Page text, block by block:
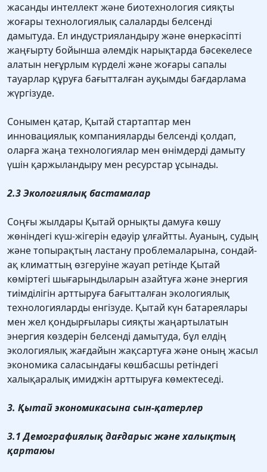
жасанды интеллект және биотехнология сияқты
жоғары технологиялық салаларды белсенді
дамытуда. Ел индустрияландыру және өнеркәсіпті
жаңғырту бойынша әлемдік нарықтарда бәсекелесе
алатын неғұрлым күрделі және жоғары сапалы
тауарлар құруға бағытталған ауқымды бағдарлама
жүргізуде.
Сонымен қатар, Қытай стартаптар мен
инновациялық компанияларды белсенді қолдап,
оларға жаңа технологиялар мен өнімдерді дамыту
үшін қаржыландыру мен ресурстар ұсынады.
2.3 Экологиялық бастамалар
Соңғы жылдары Қытай орнықты дамуға көшу
жөніндегі күш-жігерін едәуір ұлғайтты. Ауаның, судың
және топырақтың ластану проблемаларына, сондай-
ақ климаттың өзгеруіне жауап ретінде Қытай
көміртегі шығарындыларын азайтуға және энергия
тиімділігін арттыруға бағытталған экологиялық
технологияларды енгізуде. Қытай күн батареялары
мен жел қондырғылары сияқты жаңартылатын
энергия көздерін белсенді дамытуда, бұл елдің
экологиялық жағдайын жақсартуға және оның жасыл
экономика саласындағы көшбасшы ретіндегі
халықаралық имиджін арттыруға көмектеседі.
3. Қытай экономикасына сын-қатерлер
3.1 Демографиялық дағдарыс және халықтың
қартаюы